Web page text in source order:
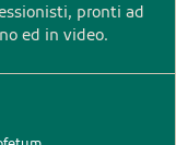
pronti ad
ed in video.